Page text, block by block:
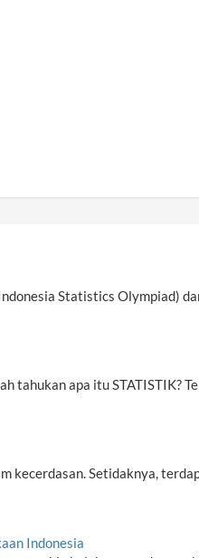
Statistics Olympiad)
apa itu STATISTIK?
kecerdasan. Setidaknya,
Indonesia